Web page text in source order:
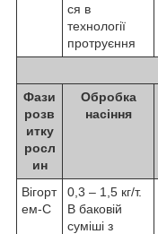
ся в
технології
протруєння
Фази
розв
итку
росл
ин
Обробка
насіння
Вігорт
ем-С
0,3 – 1,5 кг/т.
В баковій
суміші з